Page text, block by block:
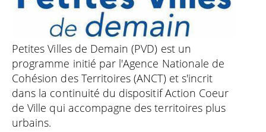
Petites Villes de Demain (PVD) est un
programme initié par l'Agence Nationale de
Cohésion des Territoires (ANCT) et s'incrit
dans la continuité du dispositif Action Coeur
de Ville qui accompagne des territoires plus
urbains.